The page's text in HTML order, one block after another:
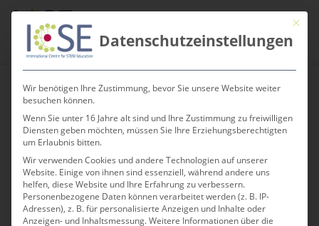
Skip
content
search
Mit
Datenschutzeinstellungen
Wir benötigen Ihre Zustimmung, bevor Sie unsere Website weiter
besuchen können.
Wenn Sie unter 16 Jahre alt sind und Ihre Zustimmung zu freiwilligen
Diensten geben möchten, müssen Sie Ihre Erziehungsberechtigten
um Erlaubnis bitten.
Wir verwenden Cookies und andere Technologien auf unserer
Website. Einige von ihnen sind essenziell, während andere uns
helfen, diese Website und Ihre Erfahrung zu verbessern.
Personenbezogene Daten können verarbeitet werden (z. B. IP-
Adressen), z. B. für personalisierte Anzeigen und Inhalte oder
Anzeigen- und Inhaltsmessung.Weitere Informationen über die